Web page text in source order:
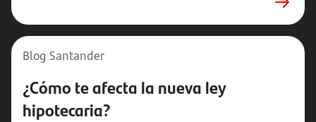
Blog Santander
¿Cómo te afecta la nueva ley
hipotecaria?